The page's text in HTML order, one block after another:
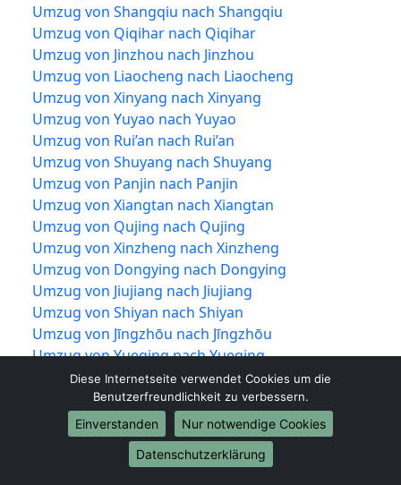
Umzug von Shangqiu nach Shangqiu
Umzug von Qiqihar nach Qiqihar
Umzug von Jinzhou nach Jinzhou
Umzug von Liaocheng nach Liaocheng
Umzug von Xinyang nach Xinyang
Umzug von Yuyao nach Yuyao
Umzug von Rui’an nach Rui’an
Umzug von Shuyang nach Shuyang
Umzug von Panjin nach Panjin
Umzug von Xiangtan nach Xiangtan
Umzug von Qujing nach Qujing
Umzug von Xinzheng nach Xinzheng
Umzug von Dongying nach Dongying
Umzug von Jiujiang nach Jiujiang
Umzug von Shiyan nach Shiyan
Umzug von Jīngzhōu nach Jīngzhōu
Umzug von Yueqing nach Yueqing
Umzug von Tengzhou nach Tengzhou
Umzug von Nan’an nach Nan’an
Umzug von Puning nach Puning
Umzug von Guigang nach Guigang
Umzug von Wenling nach Wenling
Diese Internetseite verwendet Cookies um die
Benutzerfreundlichkeit zu verbessern.
Einverstanden
Nur notwendige Cookies
Datenschutzerklärung